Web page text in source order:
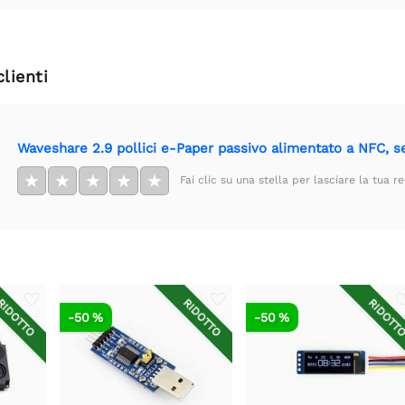
Waveshare 2.9 pollici e-Paper passivo alimentato a NFC,
★ ★ ★ ★ ★ Fai clic su una stella per lasciare la tua
RIDOTTO
-50 % -50 %